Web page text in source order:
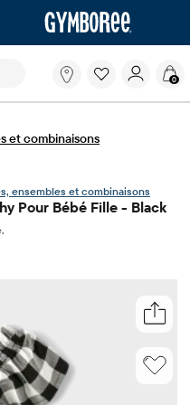
ci-dessous filtre les
Qu'est-
que
cherches?
0
et combinaisons
ensembles et combinaisons
Pour Bébé Fille - Black